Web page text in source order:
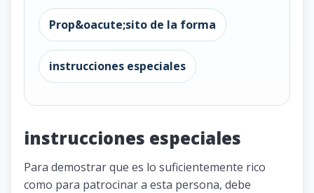
Prop&oacute;sito de la forma
instrucciones especiales
instrucciones especiales
Para demostrar que es lo suficientemente rico
como para patrocinar a esta persona, debe